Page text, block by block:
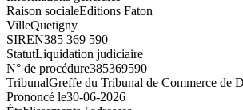
Raison socialeEditions Faton
VilleQuetigny
SIREN385 369 590
StatutLiquidation judiciaire
N° de procédure385369590
TribunalGreffe du Tribunal de Commerce de
Prononcé le30-06-2026